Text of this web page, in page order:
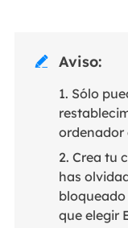
 Aviso:
1. Sólo
ordenador
2. Crea tu
has
que elegir